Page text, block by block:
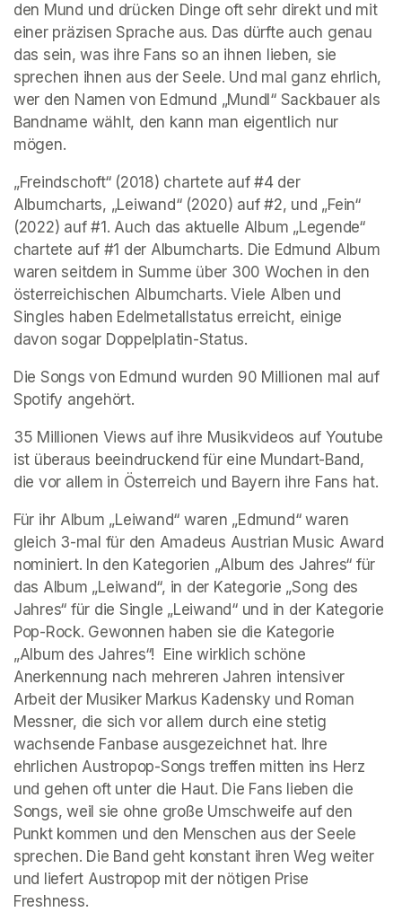
den Mund und drücken Dinge oft sehr direkt und mit
einer präzisen Sprache aus. Das dürfte auch genau
das sein, was ihre Fans so an ihnen lieben, sie
sprechen ihnen aus der Seele. Und mal ganz ehrlich,
wer den Namen von Edmund „Mundl“ Sackbauer als
Bandname wählt, den kann man eigentlich nur
mögen.
„Freindschoft“ (2018) chartete auf #4 der
Albumcharts, „Leiwand“ (2020) auf #2, und „Fein“
(2022) auf #1. Auch das aktuelle Album „Legende“
chartete auf #1 der Albumcharts. Die Edmund Album
waren seitdem in Summe über 300 Wochen in den
österreichischen Albumcharts. Viele Alben und
Singles haben Edelmetallstatus erreicht, einige
davon sogar Doppelplatin-Status.
Die Songs von Edmund wurden 90 Millionen mal auf
Spotify angehört.
35 Millionen Views auf ihre Musikvideos auf Youtube
ist überaus beeindruckend für eine Mundart-Band,
die vor allem in Österreich und Bayern ihre Fans hat.
Für ihr Album „Leiwand“ waren „Edmund“ waren
gleich 3-mal für den Amadeus Austrian Music Award
nominiert. In den Kategorien „Album des Jahres“ für
das Album „Leiwand“, in der Kategorie „Song des
Jahres“ für die Single „Leiwand“ und in der Kategorie
Pop-Rock. Gewonnen haben sie die Kategorie
„Album des Jahres“!  Eine wirklich schöne
Anerkennung nach mehreren Jahren intensiver
Arbeit der Musiker Markus Kadensky und Roman
Messner, die sich vor allem durch eine stetig
wachsende Fanbase ausgezeichnet hat. Ihre
ehrlichen Austropop-Songs treffen mitten ins Herz
und gehen oft unter die Haut. Die Fans lieben die
Songs, weil sie ohne große Umschweife auf den
Punkt kommen und den Menschen aus der Seele
sprechen. Die Band geht konstant ihren Weg weiter
und liefert Austropop mit der nötigen Prise
Freshness.